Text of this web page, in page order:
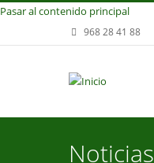
Pasar al contenido principal
968 28 41 88
Noticias